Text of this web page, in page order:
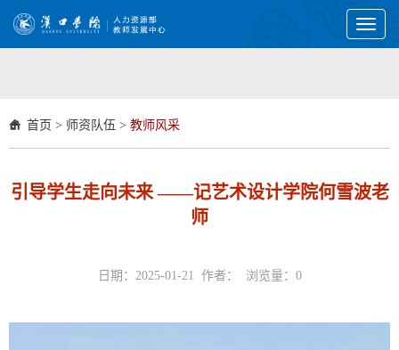
Toggle
首页 > 师资队伍 > 教师风采
引导学生走向未来 ——记艺术设计学院何雪波老
师
日期：2025-01-21 作者： 浏览量： 0